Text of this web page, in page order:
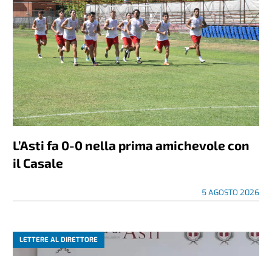
L’Asti fa 0-0 nella prima amichevole con
il Casale
5 AGOSTO 2026
LETTERE AL DIRETTORE